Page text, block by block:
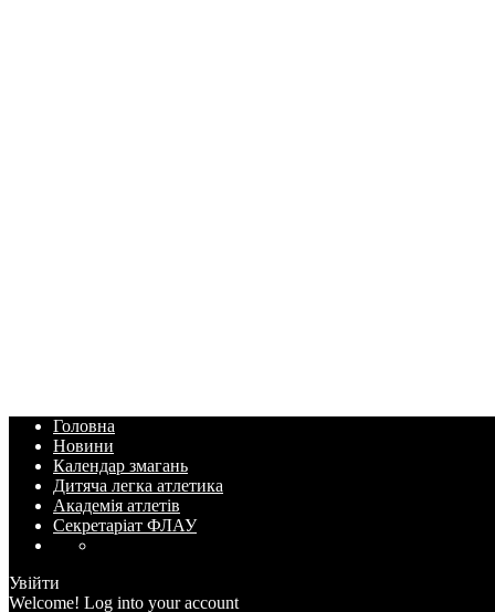
Головна
Новини
Календар змагань
Дитяча легка атлетика
Академія атлетів
Секретаріат ФЛАУ
Увійти
Welcome! Log into your account